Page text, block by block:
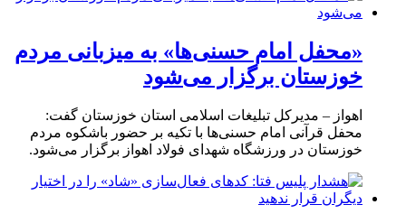
«محفل امام حسنی‌ها» به میزبانی مردم
خوزستان برگزار می‌شود
اهواز – مدیرکل تبلیغات اسلامی استان خوزستان گفت:
محفل قرآنی امام حسنی‌ها با تکیه بر حضور باشکوه مردم
خوزستان در ورزشگاه شهدای فولاد اهواز برگزار می‌شود.